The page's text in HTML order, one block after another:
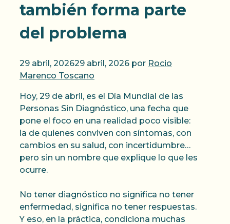
también forma parte
del problema
29 abril, 202629 abril, 2026 por Rocio
Marenco Toscano
Hoy, 29 de abril, es el Día Mundial de las
Personas Sin Diagnóstico, una fecha que
pone el foco en una realidad poco visible:
la de quienes conviven con síntomas, con
cambios en su salud, con incertidumbre…
pero sin un nombre que explique lo que les
ocurre.
No tener diagnóstico no significa no tener
enfermedad, significa no tener respuestas.
Y eso, en la práctica, condiciona muchas